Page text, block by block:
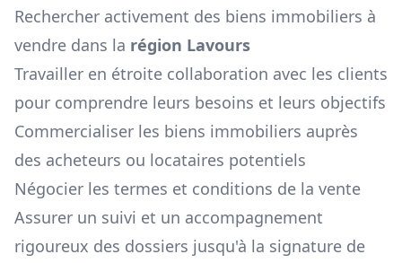
Rechercher activement des biens immobiliers à
vendre dans la région Lavours
Travailler en étroite collaboration avec les clients
pour comprendre leurs besoins et leurs objectifs
Commercialiser les biens immobiliers auprès
des acheteurs ou locataires potentiels
Négocier les termes et conditions de la vente
Assurer un suivi et un accompagnement
rigoureux des dossiers jusqu'à la signature de